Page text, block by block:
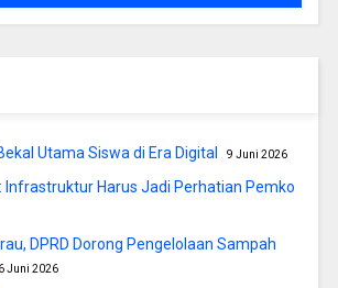
Utama Siswa di Era Digital 9 Juni 2026
Infrastruktur Harus Jadi Perhatian Pemko
DPRD Dorong Pengelolaan Sampah
6 Juni 2026